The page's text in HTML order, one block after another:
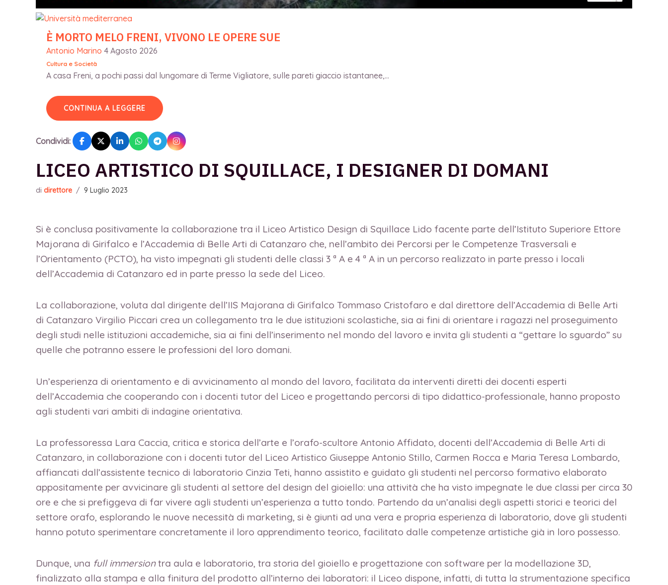
È MORTO MELO FRENI, VIVONO LE OPERE SUE
Antonio Marino 4 Agosto 2026
Cultura e Società
A casa Freni, a pochi passi dal lungomare di Terme Vigliatore, sulle pareti giaccio istantanee,...
CONTINUA A LEGGERE
Condividi:
LICEO ARTISTICO DI SQUILLACE, I DESIGNER DI DOMANI
di direttore / 9 Luglio 2023
Si è conclusa positivamente la collaborazione tra il Liceo Artistico Design di Squillace Lido facente parte dell’Istituto Superiore Ettore
Majorana di Girifalco e l’Accademia di Belle Arti di Catanzaro che, nell’ambito dei Percorsi per le Competenze Trasversali e
l’Orientamento (PCTO), ha visto impegnati gli studenti delle classi 3 ª A e 4 ª A in un percorso realizzato in parte presso i locali
dell’Accademia di Catanzaro ed in parte presso la sede del Liceo.
La collaborazione, voluta dal dirigente dell’IIS Majorana di Girifalco Tommaso Cristofaro e dal direttore dell’Accademia di Belle Arti
di Catanzaro Virgilio Piccari crea un collegamento tra le due istituzioni scolastiche, sia ai fini di orientare i ragazzi nel proseguimento
degli studi nelle istituzioni accademiche, sia ai fini dell’inserimento nel mondo del lavoro e invita gli studenti a “gettare lo sguardo” su
quelle che potranno essere le professioni del loro domani.
Un’esperienza di orientamento e di avvicinamento al mondo del lavoro, facilitata da interventi diretti dei docenti esperti
dell’Accademia che cooperando con i docenti tutor del Liceo e progettando percorsi di tipo didattico-professionale, hanno proposto
agli studenti vari ambiti di indagine orientativa.
La professoressa Lara Caccia, critica e storica dell’arte e l’orafo-scultore Antonio Affidato, docenti dell’Accademia di Belle Arti di
Catanzaro, in collaborazione con i docenti tutor del Liceo Artistico Giuseppe Antonio Stillo, Carmen Rocca e Maria Teresa Lombardo,
affiancati dall’assistente tecnico di laboratorio Cinzia Teti, hanno assistito e guidato gli studenti nel percorso formativo elaborato
appositamente per avvicinare gli studenti al settore del design del gioiello: una attività che ha visto impegnate le due classi per circa 30
ore e che si prefiggeva di far vivere agli studenti un’esperienza a tutto tondo. Partendo da un’analisi degli aspetti storici e teorici del
settore orafo, esplorando le nuove necessità di marketing, si è giunti ad una vera e propria esperienza di laboratorio, dove gli studenti
hanno potuto sperimentare concretamente il loro apprendimento teorico, facilitato dalle competenze artistiche già in loro possesso.
Dunque, una full immersiontra aula e laboratorio, tra storia del gioiello e progettazione con software per la modellazione 3D,
finalizzato alla stampa e alla finitura del prodotto all’interno dei laboratori: il Liceo dispone, infatti, di tutta la strumentazione specifica